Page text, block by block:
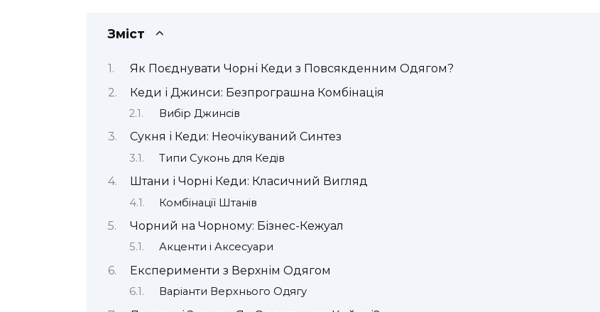
Зміст
Як Поєднувати Чорні Кеди з Повсякденним Одягом?
Кеди і Джинси: Безпрограшна Комбінація
Вибір Джинсів
Сукня і Кеди: Неочікуваний Синтез
Типи Суконь для Кедів
Штани і Чорні Кеди: Класичний Вигляд
Комбінації Штанів
Чорний на Чорному: Бізнес-Кежуал
Акценти і Аксесуари
Експерименти з Верхнім Одягом
Варіанти Верхнього Одягу